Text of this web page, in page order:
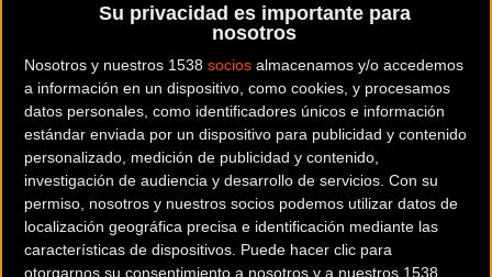
Su privacidad es importante para
nosotros
Nosotros y nuestros 1538 socios almacenamos y/o accedemos
a información en un dispositivo, como cookies, y procesamos
datos personales, como identificadores únicos e información
estándar enviada por un dispositivo para publicidad y contenido
personalizado, medición de publicidad y contenido,
investigación de audiencia y desarrollo de servicios. Con su
permiso, nosotros y nuestros socios podemos utilizar datos de
localización geográfica precisa e identificación mediante las
características de dispositivos. Puede hacer clic para
otorgarnos su consentimiento a nosotros y a nuestros 1538
La Comisión Delegada de la
Real Federación Española de
Ciclismo ha aprobado el
calendario 2019 de la Copa
de España Junior Cofidis y de
la Copa de España Élite-